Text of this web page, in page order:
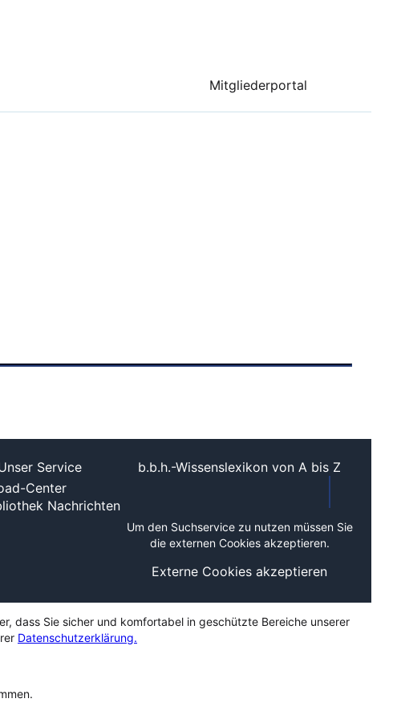
Mitgliederportal
Service
Center
Nachrichten
b.b.h.-Wissenslexikon von A bis Z
Um den Suchservice zu nutzen müssen Sie
die externen Cookies akzeptieren.
Externe Cookies akzeptieren
dass Sie sicher und komfortabel in geschützte Bereiche unserer
Datenschutzerklärung.